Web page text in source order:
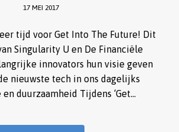
17 MEI 2017
tijd voor Get Into The Future! Dit
Singularity U en De Financiële
innovators hun visie geven
nieuwste tech in ons dagelijks
duurzaamheid Tijdens ‘Get…